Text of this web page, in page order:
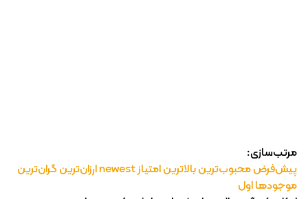
مرتب‌سازی:
پیش‌فرضمحبوب‌ترینبالاترین امتیازnewestارزان‌ترینگران‌ترین
موجودها اول